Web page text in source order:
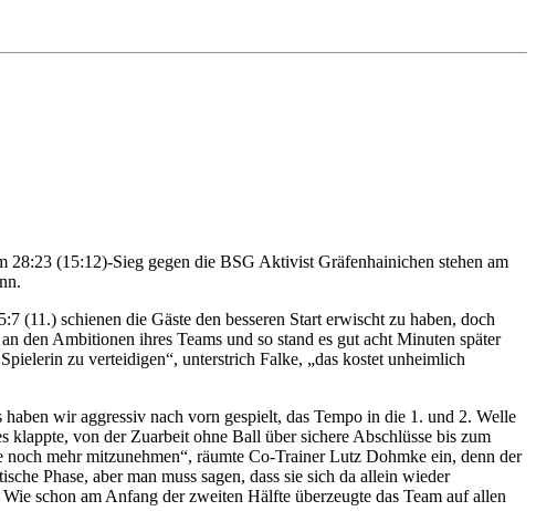
(15:12)-Sieg gegen die BSG Aktivist Gräfenhainichen stehen am
schienen die Gäste den besseren Start erwischt zu haben, doch
den Ambitionen ihres Teams und so stand es gut acht Minuten später
zu verteidigen“, unterstrich Falke, „das kostet unheimlich
wir aggressiv nach vorn gespielt, das Tempo in die 1. und 2. Welle
von der Zuarbeit ohne Ball über sichere Abschlüsse bis zum
mehr mitzunehmen“, räumte Co-Trainer Lutz Dohmke ein, denn der
Phase, aber man muss sagen, dass sie sich da allein wieder
schon am Anfang der zweiten Hälfte überzeugte das Team auf allen